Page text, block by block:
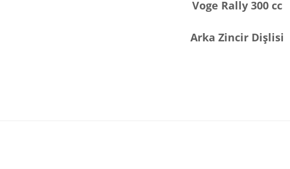
Voge Rally 300 cc
Arka Zincir Dişlisi